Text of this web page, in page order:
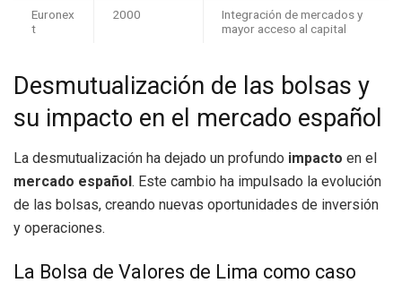
Euronex
t
2000
Integración de mercados y
mayor acceso al capital
Desmutualización de las bolsas y
su impacto en el mercado español
La desmutualización ha dejado un profundo impacto en el
mercado español. Este cambio ha impulsado la evolución
de las bolsas, creando nuevas oportunidades de inversión
y operaciones.
La Bolsa de Valores de Lima como caso